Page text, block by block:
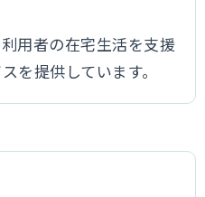
用者の在宅生活を支援
を提供しています。